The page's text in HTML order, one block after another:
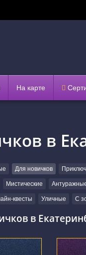
На карте
в
Для новичков
Мистические
квесты Уличные С
в